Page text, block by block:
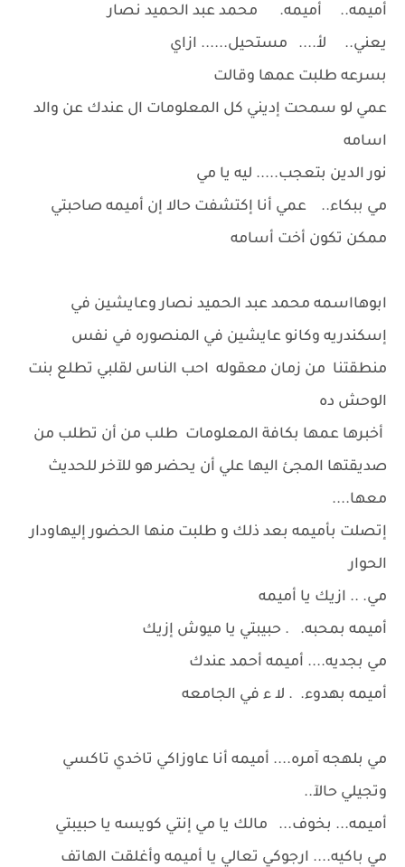
أميمه.. أميمه. محمد عبد الحميد نصار
يعني.. لأ.... مستحيل...... ازاي
بسرعه طلبت عمها وقالت
عمي لو سمحت إديني كل المعلومات ال عندك عن والد
اسامه
نور الدين بتعجب..... ليه يا مي
مي ببكاء.. عمي أنا إكتشفت حالا إن أميمه صاحبتي
ممكن تكون أخت أسامه
ابوهااسمه محمد عبد الحميد نصار وعايشين في
إسكندريه وكانو عايشين في المنصوره في نفس
منطقتنا من زمان معقوله احب الناس لقلبي تطلع بنت
الوحش ده
أخبرها عمها بكافة المعلومات طلب من أن تطلب من
صديقتها المجئ اليها علي أن يحضر هو للآخر للحديث
معها....
إتصلت بأميمه بعد ذلك و طلبت منها الحضور إليهاودار
الحوار
مي. .. ازيك يا أميمه
أميمه بمحبه. . حبيبتي يا ميوش إزيك
مي بجديه.... أميمه أحمد عندك
أميمه بهدوء. . لا ء في الجامعه
مي بلهجه آمره.... أميمه أنا عاوزاكي تاخدي تاكسي
وتجيلي حالآ..
أميمه... بخوف... مالك يا مي إنتي كويسه يا حبيبتي
مي باكيه.... ارجوكي تعالي يا أميمه وأغلقت الهاتف